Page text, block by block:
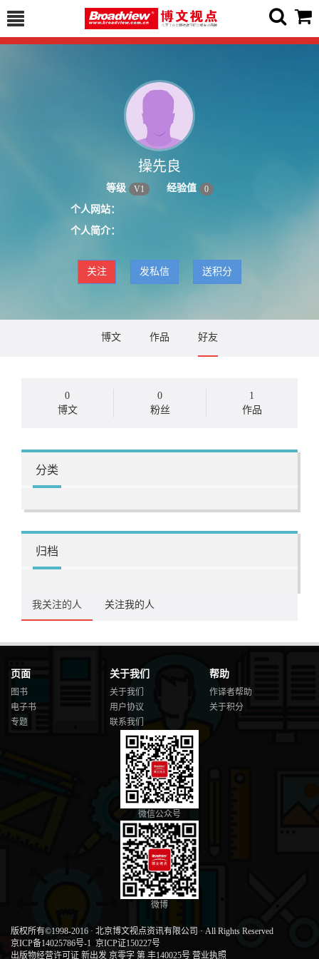
操先良
等级 V1 经验值 0
个人网站：
个人简介：
关注 发私信 送积分
博文 作品 好友
0
博文
0
粉丝
1
作品
分类
归档
我关注的人 关注我的人
页面
图书
电子书
专题
关于我们
关于我们
用户协议
联系我们
帮助
作译者帮助
关于积分
微信公众号
微博
版权所有©1998-2016 · 北京博文视点资讯有限公司 · All Rights Reserved
京ICP备14025786号-1 京ICP证150227号
出版物经营许可证 新出发 京零字 第 丰140025号 营业执照